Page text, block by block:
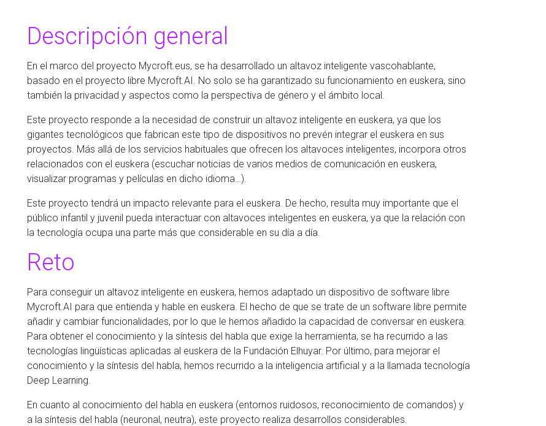
Descripción general
En el marco del proyecto Mycroft.eus, se ha desarrollado un altavoz inteligente vascohablante,
basado en el proyecto libre Mycroft.AI. No solo se ha garantizado su funcionamiento en euskera, sino
también la privacidad y aspectos como la perspectiva de género y el ámbito local.
Este proyecto responde a la necesidad de construir un altavoz inteligente en euskera, ya que los
gigantes tecnológicos que fabrican este tipo de dispositivos no prevén integrar el euskera en sus
proyectos. Más allá de los servicios habituales que ofrecen los altavoces inteligentes, incorpora otros
relacionados con el euskera (escuchar noticias de varios medios de comunicación en euskera,
visualizar programas y películas en dicho idioma…).
Este proyecto tendrá un impacto relevante para el euskera. De hecho, resulta muy importante que el
público infantil y juvenil pueda interactuar con altavoces inteligentes en euskera, ya que la relación con
la tecnología ocupa una parte más que considerable en su día a día.
Reto
Para conseguir un altavoz inteligente en euskera, hemos adaptado un dispositivo de software libre
Mycroft.AI para que entienda y hable en euskera. El hecho de que se trate de un software libre permite
añadir y cambiar funcionalidades, por lo que le hemos añadido la capacidad de conversar en euskera.
Para obtener el conocimiento y la síntesis del habla que exige la herramienta, se ha recurrido a las
tecnologías lingüísticas aplicadas al euskera de la Fundación Elhuyar. Por último, para mejorar el
conocimiento y la síntesis del habla, hemos recurrido a la inteligencia artificial y a la llamada tecnología
Deep Learning.
En cuanto al conocimiento del habla en euskera (entornos ruidosos, reconocimiento de comandos) y
a la síntesis del habla (neuronal, neutra), este proyecto realiza desarrollos considerables.